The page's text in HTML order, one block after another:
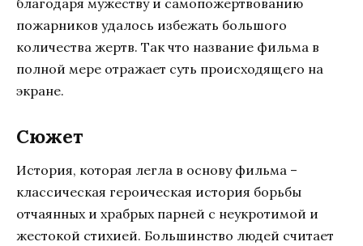
пожарников удалось избежать большого
количества жертв. Так что название фильма в
полной мере отражает суть происходящего на
экране.
Сюжет
История, которая легла в основу фильма –
классическая героическая история борьбы
отчаянных и храбрых парней с неукротимой и
жестокой стихией. Большинство людей считает